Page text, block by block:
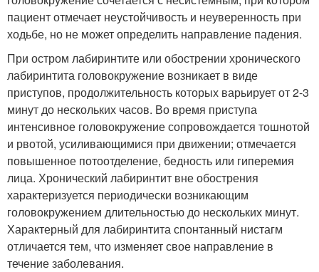
пациент отмечает неустойчивость и неуверенность при
ходьбе, но не может определить направление падения.
При остром лабиринтите или обострении хронического
лабиринтита головокружение возникает в виде
приступов, продолжительность которых варьирует от 2-3
минут до нескольких часов. Во время приступа
интенсивное головокружение сопровождается тошнотой
и рвотой, усиливающимися при движении; отмечается
повышенное потоотделение, бедность или гиперемия
лица. Хронический лабиринтит вне обострения
характеризуется периодически возникающим
головокружением длительностью до нескольких минут.
Характерный для лабиринтита спонтанный нистагм
отличается тем, что изменяет свое направление в
течение заболевания.